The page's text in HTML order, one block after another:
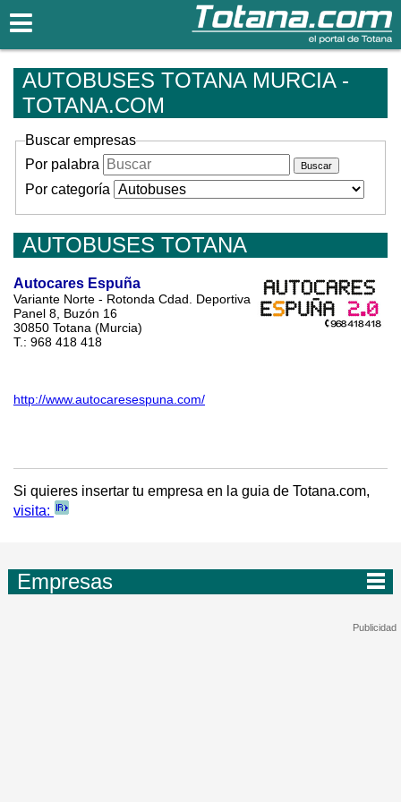
AUTOBUSES TOTANA MURCIA -
TOTANA.COM
Buscar empresas
Por palabra
Por categoría
AUTOBUSES TOTANA
Autocares Espuña
Variante Norte - Rotonda Cdad. Deportiva
Panel 8, Buzón 16
30850 Totana (Murcia)
T.: 968 418 418
http://www.autocaresespuna.com/
Si quieres insertar tu empresa en la guia de Totana.com,
visita:
Empresas